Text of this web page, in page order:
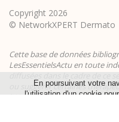
Copyright 2026
© NetworkXPERT Dermato
Cette base de données
LesEssentielsActuen toute
diffusées dans le cadre de ce
ou suggérer certaines
l'AMM.
En poursuivant votre
lʹutilisation dʹun cookie